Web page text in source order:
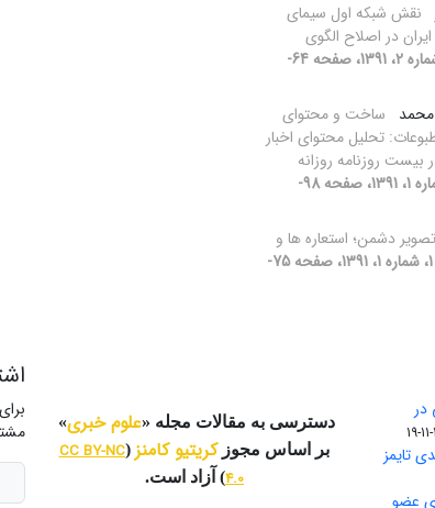
نقش شبکه اول سیمای
در اصلاح الگوی
[دوره 1، شماره 2، 1391، صفحه 64-
ساخت و محتوای
تحلیل محتوای اخبار
بیست روزنامه روزانه
[دوره 1، شماره 1، 1391، صفحه 98-
تصویر دشمن؛ استعاره ها و
[دوره 1، شماره 1، 1391، صفحه 75-
در
تایمز
عضو
دسترسی به مقالات مجله «علوم خبری»
بر اساس مجوزکریتیو کامنز (
CC BY-NC
4.0) آزاد است.